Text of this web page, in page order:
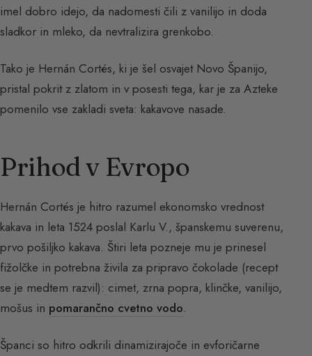
imel dobro idejo, da nadomesti čili z vanilijo in doda
sladkor in mleko, da nevtralizira grenkobo.
Tako je Hernán Cortés, ki je šel osvajet Novo Španijo,
pristal pokrit z zlatom in v posesti tega, kar je za Azteke
pomenilo vse zakladi sveta: kakavove nasade.
Prihod v Evropo
Hernán Cortés je hitro razumel ekonomsko vrednost
kakava in leta 1524 poslal Karlu V., španskemu suverenu,
prvo pošiljko kakava. Štiri leta pozneje mu je prinesel
fižolčke in potrebna živila za pripravo čokolade (recept
se je medtem razvil): cimet, zrna popra, klinčke, vanilijo,
mošus in pomarančno cvetno vodo.
Španci so hitro odkrili dinamizirajoče in evforičarne